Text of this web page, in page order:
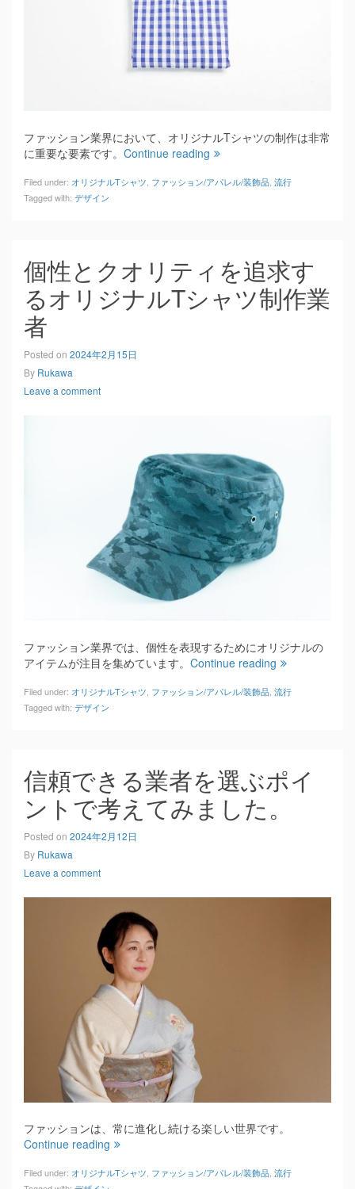
ファッション業界において、オリジナルTシャツの制作は非常
に重要な要素です。 Continue reading
Filed under: オリジナルTシャツ ファッション/アパレル/装飾品 流行
Tagged with: デザイン
個性とクオリティを追求す
るオリジナルTシャツ制作業
者
Posted on 2024年2月15日
By Rukawa
Leave a comment
ファッション業界では、個性を表現するためにオリジナルの
アイテムが注目を集めています。 Continue reading
Filed under: オリジナルTシャツ ファッション/アパレル/装飾品 流行
Tagged with: デザイン
信頼できる業者を選ぶポイ
ントで考えてみました。
Posted on 2024年2月12日
By Rukawa
Leave a comment
ファッションは、常に進化し続ける楽しい世界です。
Continue reading
Filed under: オリジナルTシャツ ファッション/アパレル/装飾品 流行